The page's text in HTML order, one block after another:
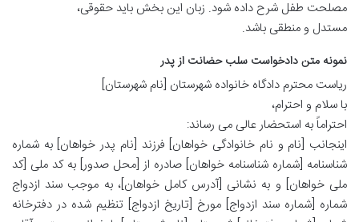
مصلحت طفل شرح داده شود. زبان این بخش باید حقوقی،
مستدل و منطقی باشد.
نمونه متن دادخواست سلب حضانت از پدر
ریاست محترم دادگاه خانواده شهرستان [نام شهرستان]
با سلام و احترام،
احتراماً به استحضار عالی می رساند:
اینجانب [نام و نام خانوادگی خواهان] فرزند [نام پدر خواهان] به شماره
شناسنامه [شماره شناسنامه خواهان] صادره از [محل صدور] به کد ملی [کد
ملی خواهان] و به نشانی [آدرس کامل خواهان]، به موجب سند ازدواج
شماره [شماره سند ازدواج] مورخ [تاریخ ازدواج] تنظیم شده در دفترخانه